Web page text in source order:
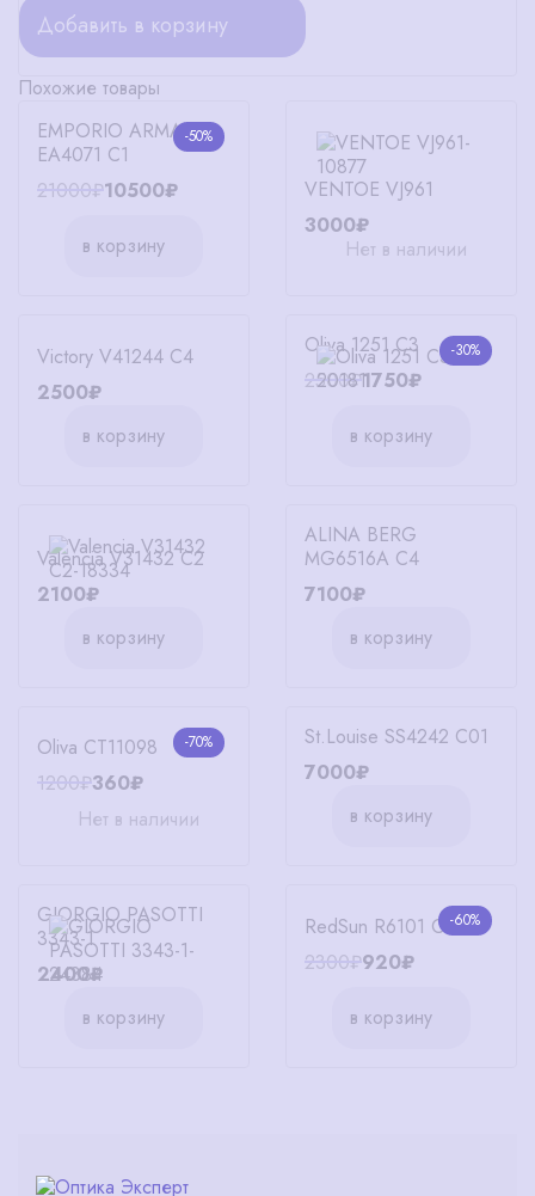
Добавить в корзину
Похожие товары
-50%
EMPORIO ARMANI
EA4071 C1
21000₽10500₽
в корзину
VENTOE VJ961
3000₽
Нет в наличии
Victory V41244 C4
2500₽
в корзину
-30%
Oliva 1251 C3
2500₽1750₽
в корзину
Valencia V31432 C2
2100₽
в корзину
ALINA BERG
MG6516A C4
7100₽
в корзину
-70%
Oliva CT11098
1200₽360₽
Нет в наличии
St.Louise SS4242 C01
7000₽
в корзину
GIORGIO PASOTTI
3343-1
2400₽
в корзину
-60%
RedSun R6101 C1
2300₽920₽
в корзину